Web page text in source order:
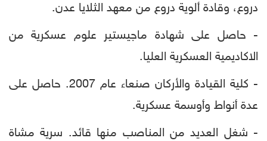
دروع، وقادة ألوية دروع من معهد الثلايا عدن.
- حاصل على شهادة ماجيستير علوم عسكرية من
الاكاديمية العسكرية العليا.
- كلية القيادة والأركان صنعاء عام 2007. حاصل على
عدة أنواط وأوسمة عسكرية.
- شغل العديد من المناصب منها قائد. سرية مشاة